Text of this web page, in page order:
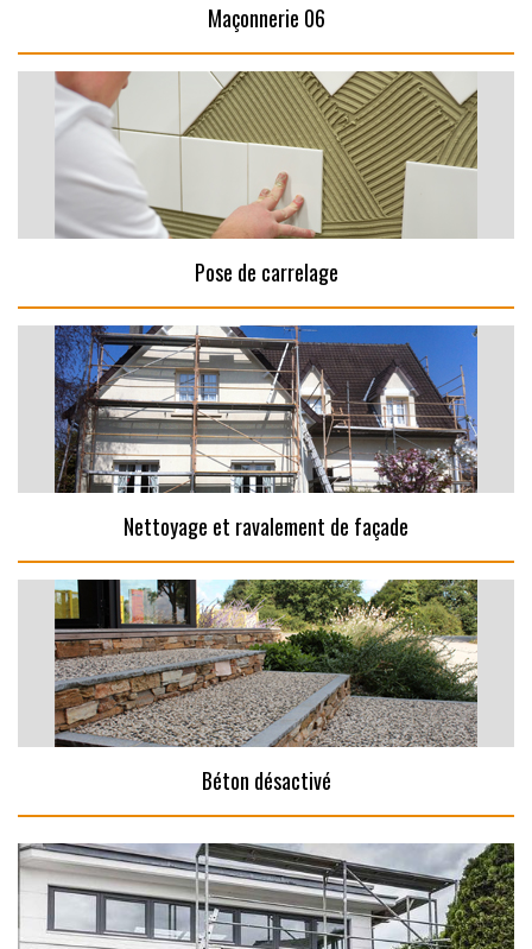
Maçonnerie 06
Pose de carrelage
Nettoyage et ravalement de façade
Béton désactivé